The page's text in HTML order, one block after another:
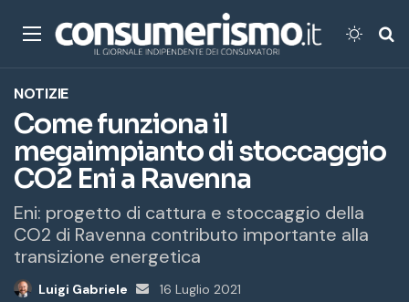
Menu
NOTIZIE
Come funziona il
megaimpianto di stoccaggio
CO2 Eni a Ravenna
Eni: progetto di cattura e stoccaggio della
CO2 di Ravenna contributo importante alla
transizione energetica
Luigi Gabriele
Invia
16 Luglio 2021